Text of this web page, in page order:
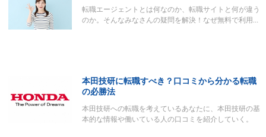
転職エージェントとは何なのか、転職サイトと何が違う
のか。そんなみなさんの疑問を解決！なぜ無料で利用…
本田技研に転職すべき？口コミから分かる転職
の必勝法
本田技研への転職を考えているあなたに、本田技研の基
本的な情報や働いている人の口コミを紹介していく。